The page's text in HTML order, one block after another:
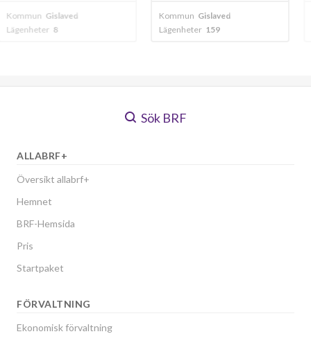
Gislaved
Sök BRF
ALLABRF+
Översikt allabrf+
Hemnet
BRF-Hemsida
Pris
Startpaket
FÖRVALTNING
Ekonomisk förvaltning